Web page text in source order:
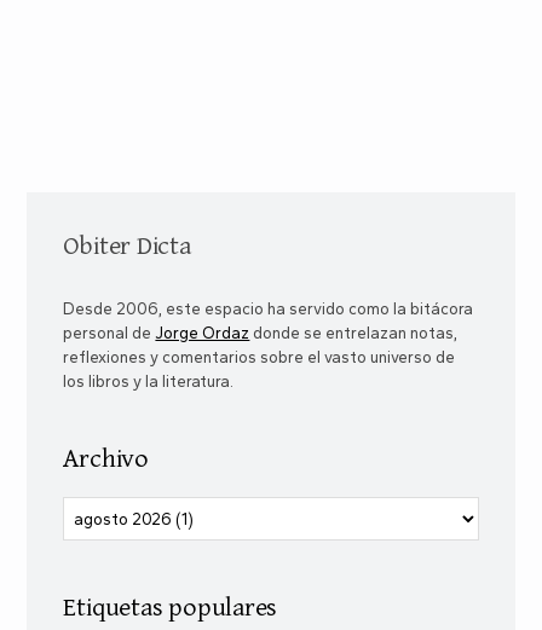
Obiter Dicta
Desde 2006, este espacio ha servido como la bitácora
personal de Jorge Ordaz donde se entrelazan notas,
reflexiones y comentarios sobre el vasto universo de
los libros y la literatura.
Archivo
Etiquetas populares